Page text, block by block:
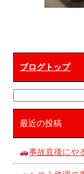
ブログトップ
最近の投稿
事故直後にや